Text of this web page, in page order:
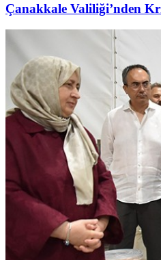
Çanakkale Valiliği’nden